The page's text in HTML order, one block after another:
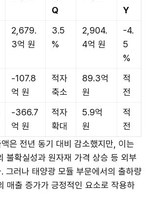
Q
Y
2,679.
3억 원
3.5
%
2,904.
4억 원
-4.
5
%
-107.8
억 원
적자
축소
89.3억
원
적
전
-366.7
억 원
적자
확대
5.9억
원
적
전
은 전년 동기 대비 감소했지만, 이는
불확실성과 원자재 가격 상승 등 외부
그러나 태양광 모듈 부문에서의 출하량
매출 증가가 긍정적인 요소로 작용하